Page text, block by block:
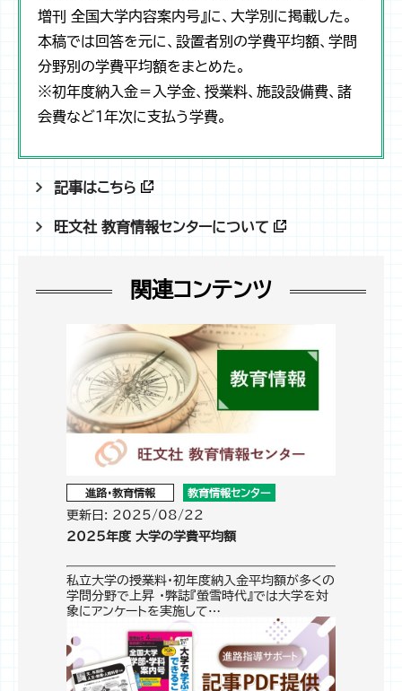
増刊 全国大学内容案内号』に、大学別に掲載した。
本稿では回答を元に、設置者別の学費平均額、学問
分野別の学費平均額をまとめた。
※初年度納入金＝入学金、授業料、施設設備費、諸
会費など1年次に支払う学費。
記事はこちら
旺文社 教育情報センターについて
関連コンテンツ
進路・教育情報 教育情報センター
更新日: 2025/08/22
2025年度 大学の学費平均額
私立大学の授業料・初年度納入金平均額が多くの
学問分野で上昇 ・弊誌『螢雪時代』では大学を対
象にアンケートを実施して…